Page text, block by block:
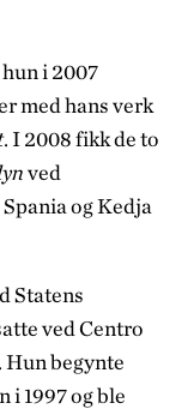
i 2007
med hans verk
. I 2008 fikk de to
ved
og Kedja
Statens
ved Centro
begynte
i 1997 og ble